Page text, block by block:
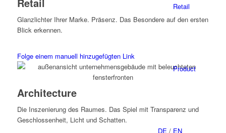
Retail
Product
DE / EN
Retail
Glanzlichter Ihrer Marke. Präsenz. Das Besondere auf den ersten
Blick erkennen.
Folge einem manuell hinzugefügten Link
Architecture
Die Inszenierung des Raumes. Das Spiel mit Transparenz und
Geschlossenheit, Licht und Schatten.